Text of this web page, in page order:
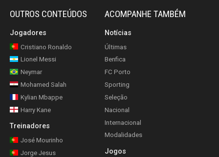
OUTROS CONTEÚDOS
Jogadores
Cristiano Ronaldo
Lionel Messi
Neymar
Mohamed Salah
Kylian Mbappe
Harry Kane
Treinadores
José Mourinho
Jorge Jesus
ACOMPANHE TAMBÉM
Notícias
Últimas
Benfica
FC Porto
Sporting
Seleção
Nacional
Internacional
Modalidades
Jogos